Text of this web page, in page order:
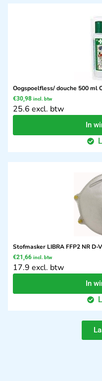
Oogspoelfless/ douche 500 ml
€30,98 incl. btw
25.6 excl. btw
In
Stofmasker LIBRA FFP2 NR D-
€21,66 incl. btw
17.9 excl. btw
In